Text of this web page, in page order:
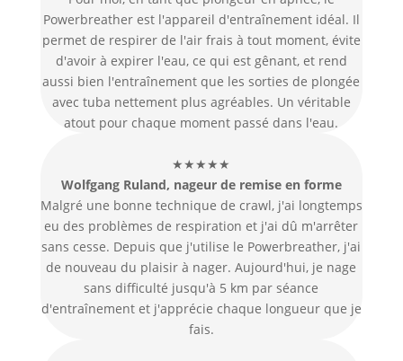
Powerbreather est l'appareil d'entraînement idéal. Il
permet de respirer de l'air frais à tout moment, évite
d'avoir à expirer l'eau, ce qui est gênant, et rend
aussi bien l'entraînement que les sorties de plongée
avec tuba nettement plus agréables. Un véritable
atout pour chaque moment passé dans l'eau.
Malgré une bonne technique de crawl, j'ai longtemps
eu des problèmes de respiration et j'ai dû m'arrêter
sans cesse. Depuis que j'utilise le Powerbreather, j'ai
de nouveau du plaisir à nager. Aujourd'hui, je nage
sans difficulté jusqu'à 5 km par séance
d'entraînement et j'apprécie chaque longueur que je
fais.
★★★★★
Wolfgang Ruland, nageur de remise en forme